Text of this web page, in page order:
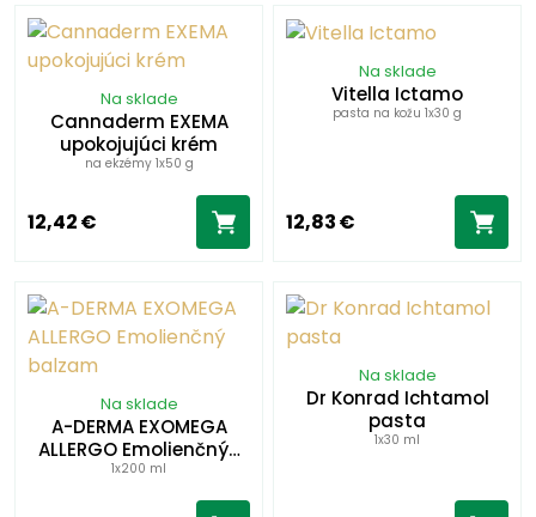
Na sklade
Cannaderm EXEMA
upokojujúci krém
na ekzémy 1x50 g
12,42 €
Na sklade
Vitella Ictamo
pasta na kožu 1x30 g
12,83 €
Na sklade
A-DERMA EXOMEGA
ALLERGO Emolienčný…
1x200 ml
Na sklade
Dr Konrad Ichtamol
pasta
1x30 ml